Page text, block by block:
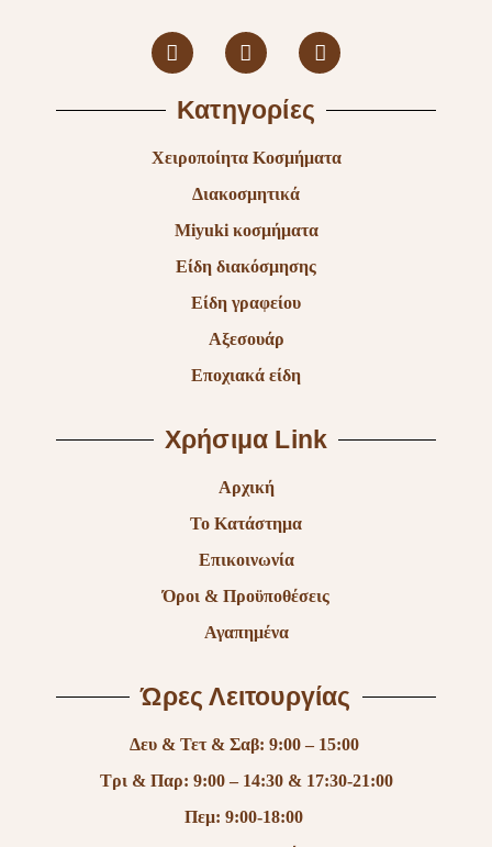
Κατηγορίες
Χειροποίητα Κοσμήματα
Διακοσμητικά
Miyuki κοσμήματα
Είδη διακόσμησης
Είδη γραφείου
Αξεσουάρ
Εποχιακά είδη
Χρήσιμα Link
Αρχική
Το Κατάστημα
Επικοινωνία
Όροι & Προϋποθέσεις
Αγαπημένα
Ώρες Λειτουργίας
Δευ & Τετ & Σαβ: 9:00 – 15:00
Τρι & Παρ: 9:00 – 14:30 & 17:30-21:00
Πεμ: 9:00-18:00